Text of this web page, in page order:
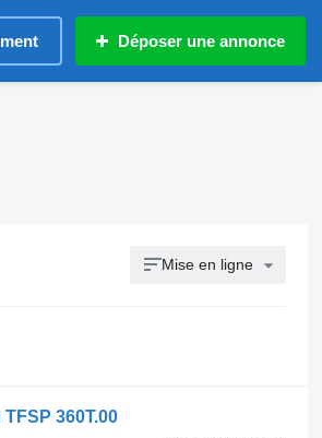
Déposer une annonce
Mise en ligne
360T.00